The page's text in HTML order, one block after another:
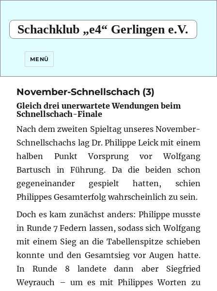
Schachklub „e4“ Gerlingen e.V.
MENÜ
November-Schnellschach (3)
Gleich drei unerwartete Wendungen beim
Schnellschach-Finale
Nach dem zweiten Spieltag unseres November-
Schnellschachs lag Dr. Philippe Leick mit einem
halben Punkt Vorsprung vor Wolfgang
Bartusch in Führung. Da die beiden schon
gegeneinander gespielt hatten, schien
Philippes Gesamterfolg wahrscheinlich zu sein.
Doch es kam zunächst anders: Philippe musste
in Runde 7 Federn lassen, sodass sich Wolfgang
mit einem Sieg an die Tabellenspitze schieben
konnte und den Gesamtsieg vor Augen hatte.
In Runde 8 landete dann aber Siegfried
Weyrauch – um es mit Philippes Worten zu